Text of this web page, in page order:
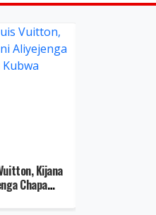
Kijana
Chapa